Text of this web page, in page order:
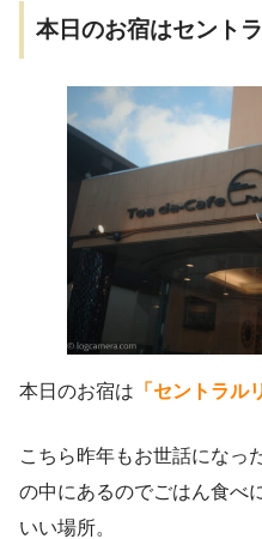
本日のお宿はセント
本日のお宿は 「セントラル
こちら昨年もお世話になっ
の中にあるのでごはん食べ
いい場所。